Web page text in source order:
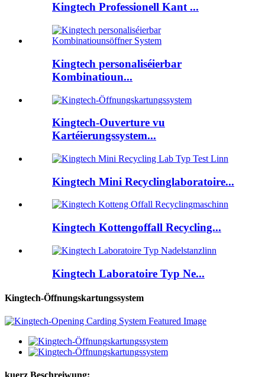
Kingtech Professionell Kant ...
Kingtech personaliséierbar
Kombinatioun...
Kingtech-Ouverture vu
Kartéierungssystem...
Kingtech Mini Recyclinglaboratoire...
Kingtech Kottengoffall Recycling...
Kingtech Laboratoire Typ Ne...
Kingtech-Öffnungskartungssystem